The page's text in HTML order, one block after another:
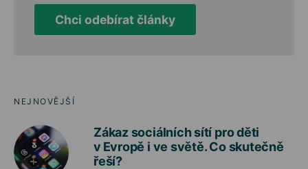
Chci odebírat články
NEJNOVĚJŠÍ
Zákaz sociálních sítí pro děti
v Evropě i ve světě. Co skutečně
řeší?